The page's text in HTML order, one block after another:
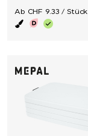
Ab CHF 9.33 / Stück